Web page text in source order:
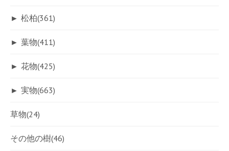
► 松柏(361)
► 葉物(411)
► 花物(425)
► 実物(663)
草物(24)
その他の樹(46)